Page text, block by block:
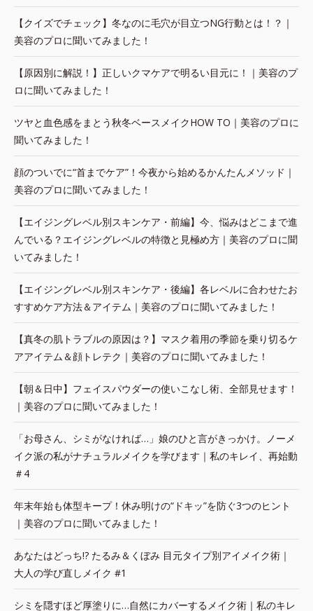
【クイズでチェック】冬なのに毛穴が目立つNG行動とは！？｜
美容のプロに聞いてみました！
【原因別に解説！】正しいクマケアで明るい目元に！｜美容のプ
ロに聞いてみました！
ツヤと血色感をまとう秋冬ベースメイクHOW TO｜美容のプロに
聞いてみました！
顔のついでに“首までケア”！今夜から始めるかんたんメソッド｜
美容のプロに聞いてみました！
【エイジングレベル別スキンケア・前編】今、悩みはどこまで進
んでいる？エイジングレベルの特徴と見極め方｜美容のプロに聞
いてみました！
【エイジングレベル別スキンケア・後編】各レベルに合わせたお
すすめケア方法＆アイテム｜美容のプロに聞いてみました！
【真冬の肌トラブルの原因は？】マスク着用の季節を乗り切るケ
アアイテム＆顔トレテク｜美容のプロに聞いてみました！
【朝＆日中】フェイスパウダーの使いこなし術、全部見せます！
｜美容のプロに聞いてみました！
「お母さん、シミがなければ…」娘のひと言がきっかけ。ノーメ
イク派の私がナチュラルメイクを学びます｜私のキレイ、再始動
＃4
年末年始も体型キープ！休み明けの“ドキッ”を防ぐ3つのヒント
｜美容のプロに聞いてみました！
あなたはどっち!? たるみ＆くぼみ 目元タイプ別アイメイク術｜
大人の学び直しメイク #1
シミを隠すほど厚塗りに…自然にカバーするメイク術｜私のキレ